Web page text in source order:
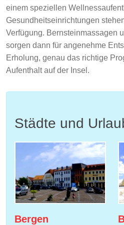
einem speziellen
Gesundheitseinrichtungen
Verfügung. Bernsteinmassagen
sorgen dann für angenehme
Erholung, genau das richtige
Aufenthalt auf der Insel.
Städte und
Bergen